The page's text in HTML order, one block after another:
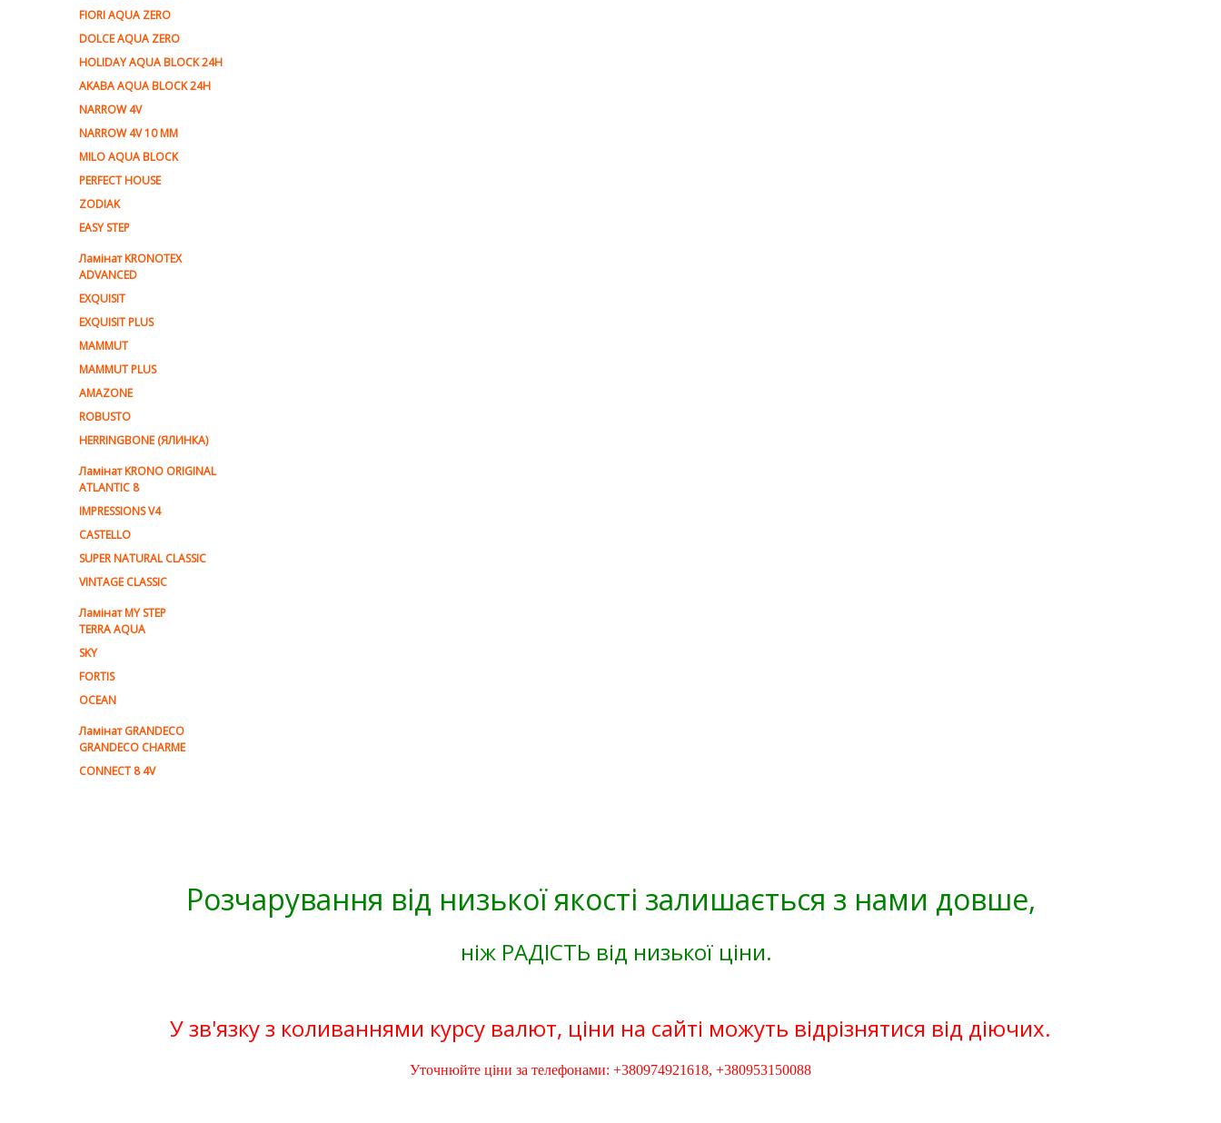
FIORI AQUA ZERO
DOLCE AQUA ZERO
HOLIDAY AQUA BLOCK 24H
AKABA AQUA BLOCK 24H
NARROW 4V
NARROW 4V 10 MM
MILO AQUA BLOCK
PERFECT HOUSE
ZODIAK
EASY STEP
Ламінат KRONOTEX
ADVANCED
EXQUISIT
EXQUISIT PLUS
MAMMUT
MAMMUT PLUS
AMAZONE
ROBUSTO
HERRINGBONE (ЯЛИНКА)
Ламiнат KRONO ORIGINAL
ATLANTIC 8
IMPRESSIONS V4
CASTELLO
SUPER NATURAL CLASSIC
VINTAGE CLASSIC
Ламінат MY STEP
TERRA AQUA
SKY
FORTIS
OCEAN
Ламінат GRANDECO
GRANDECO CHARME
CONNECT 8 4V
Розчарування від низької якості залишається з нами довше,
ніж РАДІСТЬ від низької ціни.
У зв'язку з коливаннями курсу валют, ціни на сайті можуть відрізнятися від діючих.
Уточнюйте ціни за телефонами: +380974921618, +380953150088